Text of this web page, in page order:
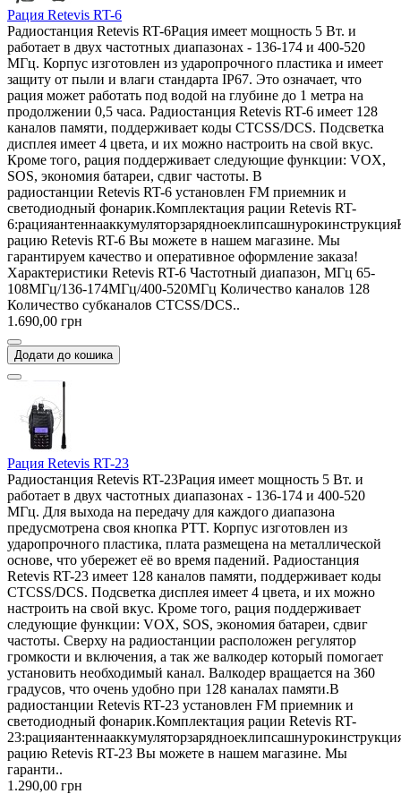
Рация Retevis RT-6
Радиостанция Retevis RT-6Рация имеет мощность 5 Вт. и
работает в двух частотных диапазонах - 136-174 и 400-520
МГц. Корпус изготовлен из ударопрочного пластика и имеет
защиту от пыли и влаги стандарта IP67. Это означает, что
рация может работать под водой на глубине до 1 метра на
продолжении 0,5 часа. Радиостанция Retevis RT-6 имеет 128
каналов памяти, поддерживает коды CTCSS/DCS. Подсветка
дисплея имеет 4 цвета, и их можно настроить на свой вкус.
Кроме того, рация поддерживает следующие функции: VOX,
SOS, экономия батареи, сдвиг частоты. В
радиостанции Retevis RT-6 установлен FM приемник и
светодиодный фонарик.Комплектация рации Retevis RT-
рацию Retevis RT-6 Вы можете в нашем магазине. Мы
гарантируем качество и оперативное оформление заказа!
Характеристики Retevis RT-6 Частотный диапазон, МГц 65-
108МГц/136-174МГц/400-520МГц Количество каналов 128
Количество субканалов CTCSS/DCS..
1.690,00 грн
Додати до кошика
Рация Retevis RT-23
Радиостанция Retevis RT-23Рация имеет мощность 5 Вт. и
работает в двух частотных диапазонах - 136-174 и 400-520
МГц. Для выхода на передачу для каждого диапазона
предусмотрена своя кнопка PTT. Корпус изготовлен из
ударопрочного пластика, плата размещена на металлической
основе, что убережет её во время падений. Радиостанция
Retevis RT-23 имеет 128 каналов памяти, поддерживает коды
CTCSS/DCS. Подсветка дисплея имеет 4 цвета, и их можно
настроить на свой вкус. Кроме того, рация поддерживает
следующие функции: VOX, SOS, экономия батареи, сдвиг
частоты. Сверху на радиостанции расположен регулятор
громкости и включения, а так же валкодер который помогает
установить необходимый канал. Валкодер вращается на 360
градусов, что очень удобно при 128 каналах памяти.В
радиостанции Retevis RT-23 установлен FM приемник и
светодиодный фонарик.Комплектация рации Retevis RT-
рацию Retevis RT-23 Вы можете в нашем магазине. Мы
гаранти..
1.290,00 грн